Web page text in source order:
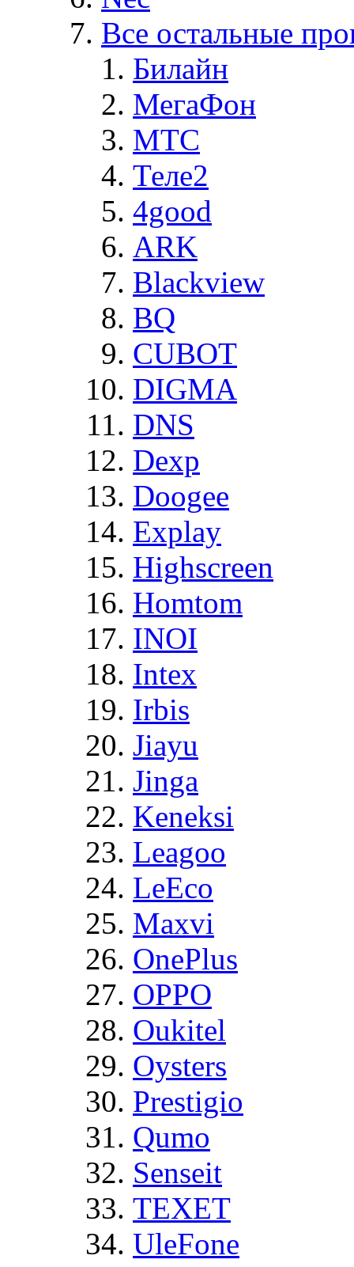
Все остальные
Билайн
МегаФон
MTC
Теле2
4good
ARK
Blackview
BQ
CUBOT
DIGMA
DNS
Dexp
Doogee
Explay
Highscreen
Homtom
INOI
Intex
Irbis
Jiayu
Jinga
Keneksi
Leagoo
LeEco
Maxvi
OnePlus
OPPO
Oukitel
Oysters
Prestigio
Qumo
Senseit
TEXET
UleFone